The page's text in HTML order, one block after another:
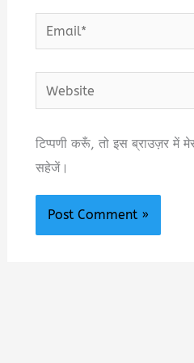
Email*
Website
टिप्पणी करूँ, तो इस ब्राउज़र में
सहेजें।